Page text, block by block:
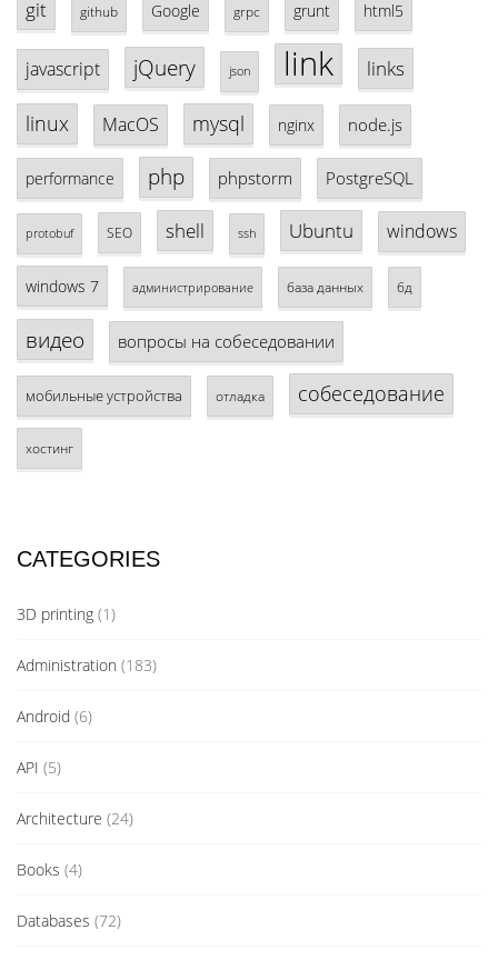
git github Google grpc grunt html5
javascript jQuery json link links
linux MacOS mysql nginx node.js
performance php phpstorm PostgreSQL
protobuf SEO shell ssh Ubuntu windows
windows 7 администрирование база данных бд
видео вопросы на собеседовании
мобильные устройства отладка собеседование
хостинг
CATEGORIES
3D printing (1)
Administration (183)
Android (6)
API (5)
Architecture (24)
Books (4)
Databases (72)